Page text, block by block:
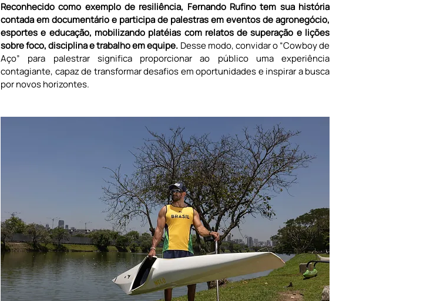
Reconhecido como exemplo de resiliência, Fernando Rufino tem sua história
contada em documentário e participa de palestras em eventos de agronegócio,
esportes e educação, mobilizando platéias com relatos de superação e lições
sobre foco, disciplina e trabalho em equipe. Desse modo, convidar o “Cowboy de
Aço” para palestrar significa proporcionar ao público uma experiência
contagiante, capaz de transformar desafios em oportunidades e inspirar a busca
por novos horizontes.